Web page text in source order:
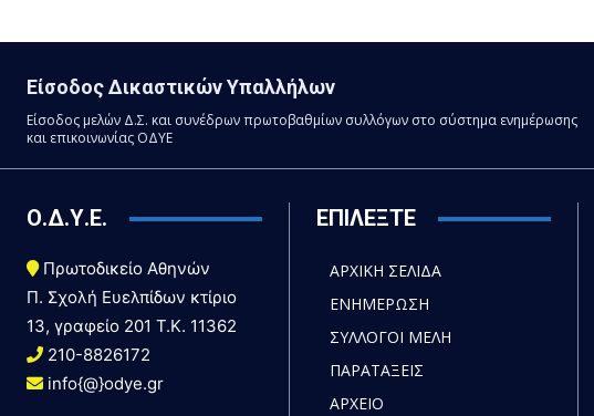
Είσοδος Δικαστικών Υπαλλήλων
Είσοδος μελών Δ.Σ. και συνέδρων πρωτοβαθμίων συλλόγων στο σύστημα ενημέρωσης
και επικοινωνίας ΟΔΥΕ
Ο.Δ.Υ.Ε.
Πρωτοδικείο Αθηνών
Π. Σχολή Ευελπίδων κτίριο
13, γραφείο 201 T.K. 11362
210-8826172
info{@}odye.gr
ΕΠΙΛΕΞΤΕ
ΑΡΧΙΚΗ ΣΕΛΙΔΑ
ΕΝΗΜΕΡΩΣΗ
ΣΥΛΛΟΓΟΙ ΜΕΛΗ
ΠΑΡΑΤΑΞΕΙΣ
ΑΡΧΕΙΟ